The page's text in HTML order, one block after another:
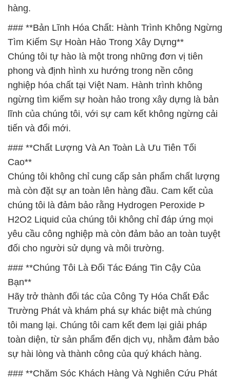
hàng.
### **Bản Lĩnh Hóa Chất: Hành Trình Không Ngừng
Tìm Kiếm Sự Hoàn Hảo Trong Xây Dựng**
Chúng tôi tự hào là một trong những đơn vị tiên
phong và định hình xu hướng trong nền công
nghiệp hóa chất tại Việt Nam. Hành trình không
ngừng tìm kiếm sự hoàn hảo trong xây dựng là bản
lĩnh của chúng tôi, với sự cam kết không ngừng cải
tiến và đổi mới.
### **Chất Lượng Và An Toàn Là Ưu Tiên Tối
Cao**
Chúng tôi không chỉ cung cấp sản phẩm chất lượng
mà còn đặt sự an toàn lên hàng đầu. Cam kết của
chúng tôi là đảm bảo rằng Hydrogen Peroxide Þ
H2O2 Liquid của chúng tôi không chỉ đáp ứng mọi
yêu cầu công nghiệp mà còn đảm bảo an toàn tuyệt
đối cho người sử dụng và môi trường.
### **Chúng Tôi Là Đối Tác Đáng Tin Cậy Của
Bạn**
Hãy trở thành đối tác của Công Ty Hóa Chất Đắc
Trường Phát và khám phá sự khác biệt mà chúng
tôi mang lại. Chúng tôi cam kết đem lại giải pháp
toàn diện, từ sản phẩm đến dịch vụ, nhằm đảm bảo
sự hài lòng và thành công của quý khách hàng.
### **Chăm Sóc Khách Hàng Và Nghiên Cứu Phát